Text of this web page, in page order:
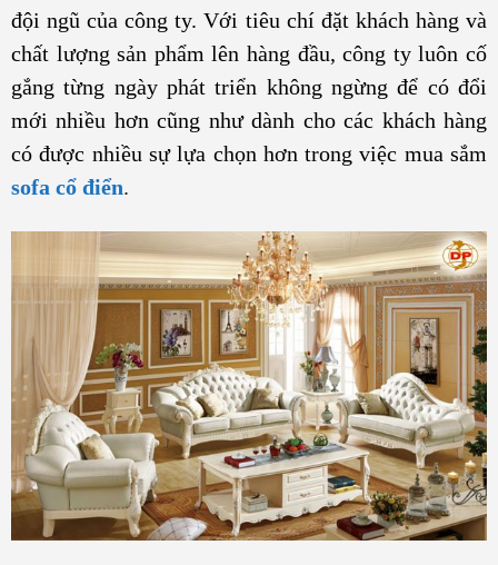
đội ngũ của công ty. Với tiêu chí đặt khách hàng và
chất lượng sản phẩm lên hàng đầu, công ty luôn cố
gắng từng ngày phát triển không ngừng để có đổi
mới nhiều hơn cũng như dành cho các khách hàng
có được nhiều sự lựa chọn hơn trong việc mua sắm
sofa cổ điển.